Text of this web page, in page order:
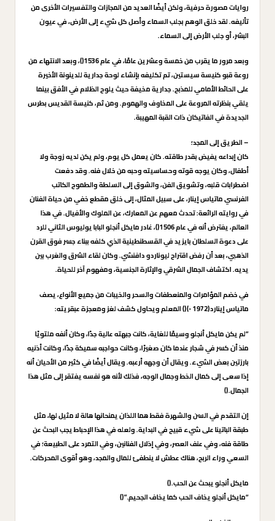
روايات مصورة حرفية، ولكن أيضًا العديد من المجازات والتفسيرات الأخرى من
تأليفه. لقد خلق الوهم بجلب السماء وأصل كل شيء إلى الأرض، في عيون
البشر، أو جلب الأرض إلى السماء.
وبعد مرور ما يقرب من خمسة وعشرين عامًا، في عام 1536()، وبعد الانتهاء من
روعة قبو كنيسة سيستين، تم تكليفه بإنشاء لوحة جدارية للدينونة الأخيرة
على الحائط الأمامي للمذبح. جدارية مخيفة حيث يلوح الظلام في الأفق بينما
يلقي بنظرته المروعة على المخاوف والهموم. ومن ثم، كنيسة القديس بطرس
الجديدة في الفاتيكان ذات القبة المهيبة.
– الطريق إلى المجد؛
كان إبداعه يفيض بقدر طاقته. كان يعمل كل يوم، ولم يكن لديه زوجة ولا
أطفال، وكان يوجه قوته وحساسيته وحبه من خلال فنه. وقد دفعت
اضطرابات قلبه، وتشويق الفن، والشوق إلى السلطة والطموح الكاتب
الفرنسي ماتياس إينار، على سبيل المثال، إلى خلق مقطع خفي من حياة الفنان
في روايته الرائعة: تحدث معهم عن المعارك، عن الملوك والأفيال. في هذا
العالم، يفترض أنه في عام 1506()، غادر مايكل أنجلو البابا يوليوس الثاني للرد
على دعوة السلطان بايزيد في القسطنطينية الذي كلفه ببناء جسر فوق القرن
الذهبي، بعد أن رفض اقتراح ليوناردو دافنشي. وكان لقاء الشرق والغرب بين
يديه. اكتشاف الجمال الشرقي والإثارة الجنسية، ومفهوم آخر للحياة.
في خضم المؤامرات والمنعطفات والسحر والخيبات من جميع الأنواع، يصف
ماتياس إينارد(1972 -)() المعلم ويحاول كشف لغز ومعجزة عبقريته:
“لم يكن مايكل أنجلو وسيمًا للغاية، كانت جبهته عالية جدًا، وكان أنفه ملتويًا
منذ أن كسر في شجار عندما كان صغيرًا، وكانت حواجبه سميكة جدًا، وكانت أذنيه
بارزتين بعض الشيء. ويقال أن وجهه أرعبه. ويقال أيضًا في كثير من الأحيان أنه
إذا سعى إلى كمال الخط وجمال الوجه، فذلك لأنه هو نفسه يفتقر إلى مثل هذا
الجمال.()
إن التقدم في السن والشهرة فقط هما اللذان يمنحانها هالة لا مثيل لها، مثل
طبقة الباتينا على شيء قبيح في البداية. ولعله في هذا الإحباط يجب البحث عن
طاقة فنه، وفي عنف العصر، وفي إذلال الفنانين، وفي التمرد على الطبيعة؛ في
السعي وراء الربح، هناك عطش لا ينطفئ للمال والمجد، وهو أقوى المحركات.
مايكل أنجلو يبحث عن الحب.()
“مايكل أنجلو يخاف الحب كما يخاف الجحيم.”()